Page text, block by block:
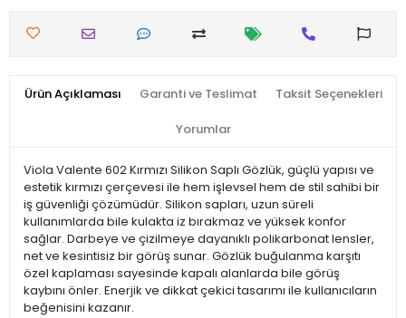
Ürün Açıklaması Garanti ve Teslimat Taksit Seçenekleri
Yorumlar
Viola Valente 602 Kırmızı Silikon Saplı Gözlük, güçlü yapısı ve
estetik kırmızı çerçevesi ile hem işlevsel hem de stil sahibi bir
iş güvenliği çözümüdür. Silikon sapları, uzun süreli
kullanımlarda bile kulakta iz bırakmaz ve yüksek konfor
sağlar. Darbeye ve çizilmeye dayanıklı polikarbonat lensler,
net ve kesintisiz bir görüş sunar. Gözlük buğulanma karşıtı
özel kaplaması sayesinde kapalı alanlarda bile görüş
kaybını önler. Enerjik ve dikkat çekici tasarımı ile kullanıcıların
beğenisini kazanır.